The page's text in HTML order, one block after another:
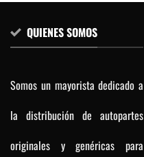
QUIENES SOMOS
Somos un mayorista dedicado a
la distribución de autopartes
originales y genéricas para